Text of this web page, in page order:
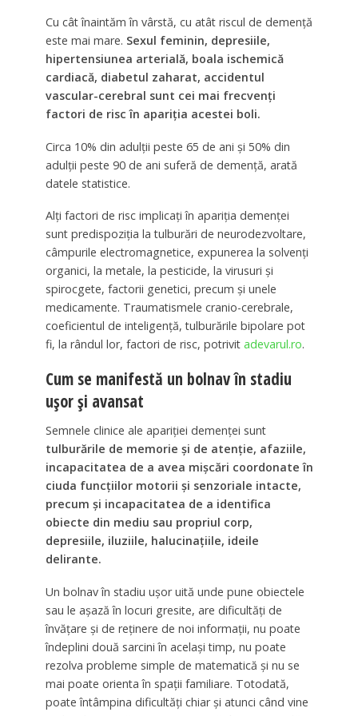
Cu cât înaintăm în vârstă, cu atât riscul de demenţă
este mai mare. Sexul feminin, depresiile,
hipertensiunea arterială, boala ischemică
cardiacă, diabetul zaharat, accidentul
vascular-cerebral sunt cei mai frecvenţi
factori de risc în apariţia acestei boli.
Circa 10% din adulţii peste 65 de ani şi 50% din
adulţii peste 90 de ani suferă de demenţă, arată
datele statistice.
Alţi factori de risc implicaţi în apariţia demenţei
sunt predispoziţia la tulburări de neurodezvoltare,
câmpurile electromagnetice, expunerea la solvenţi
organici, la metale, la pesticide, la virusuri şi
spirocgete, factorii genetici, precum şi unele
medicamente. Traumatismele cranio-cerebrale,
coeficientul de inteligenţă, tulburările bipolare pot
fi, la rândul lor, factori de risc, potrivit adevarul.ro.
Cum se manifestă un bolnav în stadiu
uşor şi avansat
Semnele clinice ale apariţiei demenţei sunt
tulburările de memorie şi de atenţie, afaziile,
incapacitatea de a avea mişcări coordonate în
ciuda funcţiilor motorii şi senzoriale intacte,
precum şi incapacitatea de a identifica
obiecte din mediu sau propriul corp,
depresiile, iluziile, halucinaţiile, ideile
delirante.
Un bolnav în stadiu uşor uită unde pune obiectele
sau le aşază în locuri gresite, are dificultăţi de
învăţare şi de reţinere de noi informaţii, nu poate
îndeplini două sarcini în acelaşi timp, nu poate
rezolva probleme simple de matematică şi nu se
mai poate orienta în spaţii familiare. Totodată,
poate întâmpina dificultăţi chiar şi atunci când vine